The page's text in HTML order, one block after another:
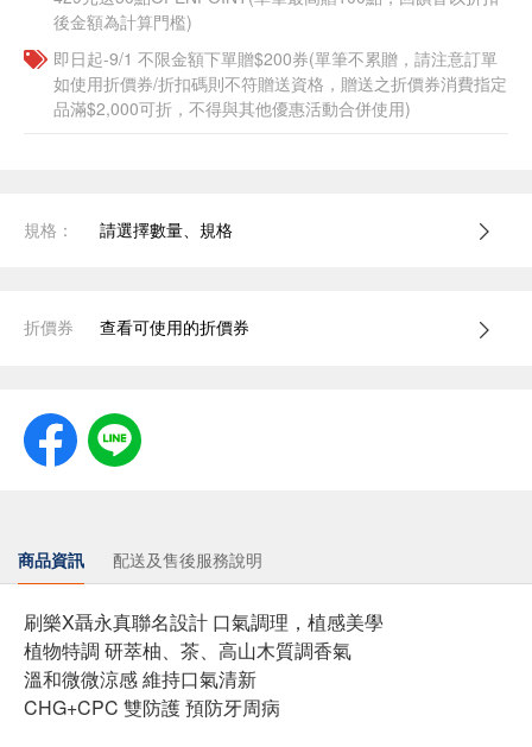
後金額為計算門檻)
即日起-9/1 不限金額下單贈$200券(單筆不累贈，請注意訂單
如使用折價券/折扣碼則不符贈送資格，贈送之折價券消費指定
品滿$2,000可折，不得與其他優惠活動合併使用)
規格： 請選擇數量、規格
折價券 查看可使用的折價券
商品資訊 配送及售後服務說明
刷樂X聶永真聯名設計 口氣調理，植感美學
植物特調 研萃柚、茶、高山木質調香氣
溫和微微涼感 維持口氣清新
CHG+CPC 雙防護 預防牙周病